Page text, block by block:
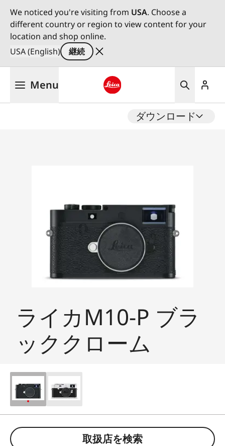
We noticed you're visiting from USA. Choose a
different country or region to view content for your
location and shop online.
USA (English)
継続
Menu
ダウンロード
ライカM10-P ブラ
ッククローム
取扱店を検索